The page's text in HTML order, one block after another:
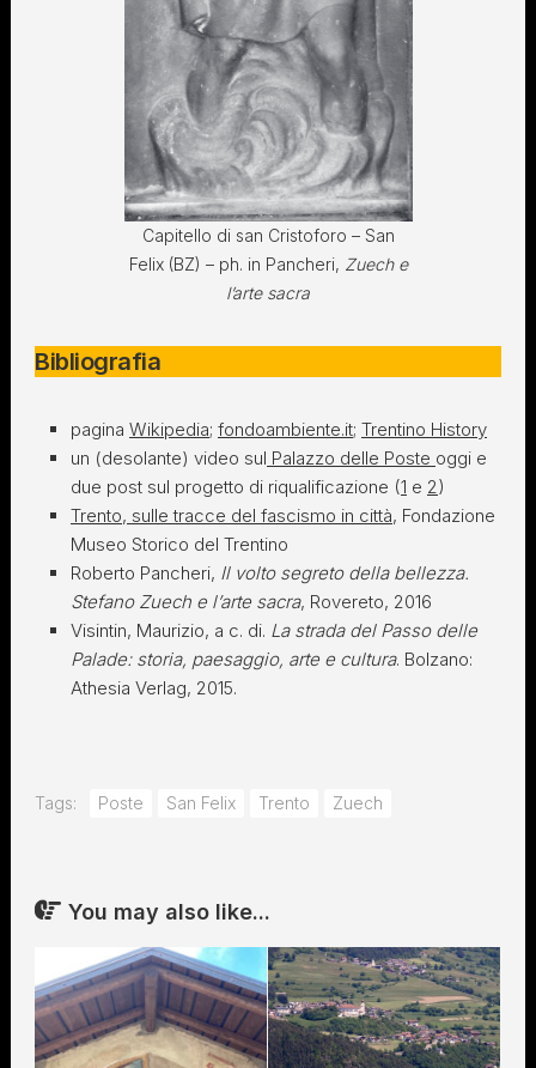
Capitello di san Cristoforo – San
Felix (BZ) – ph. in Pancheri, Zuech e
l’arte sacra
Bibliografia
pagina Wikipedia; fondoambiente.it; Trentino History
un (desolante) video sul Palazzo delle Poste oggi e
due post sul progetto di riqualificazione (1 e 2)
Trento, sulle tracce del fascismo in città, Fondazione
Museo Storico del Trentino
Roberto Pancheri, Il volto segreto della bellezza.
Stefano Zuech e l’arte sacra, Rovereto, 2016
Visintin, Maurizio, a c. di. La strada del Passo delle
Palade: storia, paesaggio, arte e cultura. Bolzano:
Athesia Verlag, 2015.
Tags: Poste San Felix Trento Zuech
You may also like...